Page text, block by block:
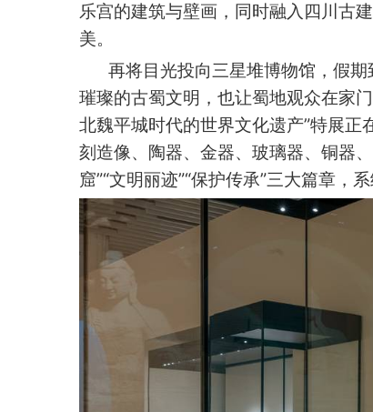
乐宫的建筑与壁画，同时融入四川古
美。
再将目光投向三星堆博物馆，假
璀璨的古蜀文明，也让蜀地观众在家
北魏平城时代的世界文化遗产”特展
刻造像、陶器、金器、玻璃器、铜器
窟”“文明丽迹”“保护传承”三大篇章，